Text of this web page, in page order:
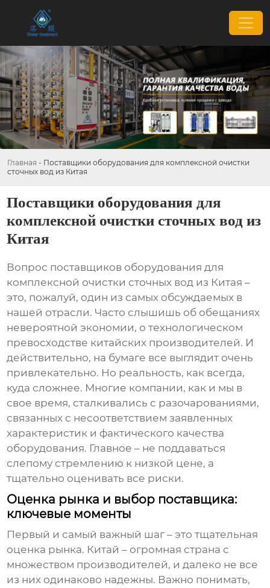
Главная - Поставщики оборудования для комплексной очистки
сточных вод из Китая
Поставщики оборудования для
комплексной очистки сточных вод из
Китая
Вопрос поставщиков оборудования для
комплексной очистки сточных вод из Китая –
это, пожалуй, один из самых обсуждаемых в
нашей отрасли. Часто слышишь об обещаниях
невероятной экономии, о технологическом
превосходстве китайских производителей. И
действительно, на бумаге все выглядит очень
привлекательно. Но реальность, как всегда,
куда сложнее. Многие компании, как и мы в
свое время, сталкивались с разочарованиями,
связанных с несоответствием заявленных
характеристик и фактического качества
оборудования. Главное – не поддаваться
слепому стремлению к низкой цене, а
тщательно оценивать все риски.
Оценка рынка и выбор поставщика:
ключевые моменты
Первый и самый важный шаг – это тщательная
оценка рынка. Китай – огромная страна с
множеством производителей, и далеко не все
из них одинаково надежны. Важно понимать,